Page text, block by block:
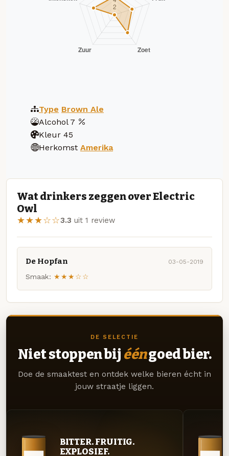
Type Brown Ale
Alcohol 7
Kleur 45
Herkomst Amerika
Wat drinkers zeggen over Electric
Owl
★★★☆☆3.3 uit 1 review
De Hopfan 03-05-2019
Smaak: ★★★☆☆
DE SELECTIE
Niet stoppen bij ééngoed bier.
Doe de smaaktest en ontdek welke bieren écht in
jouw straatje liggen.
BITTER. FRUITIG.
EXPLOSIEF.